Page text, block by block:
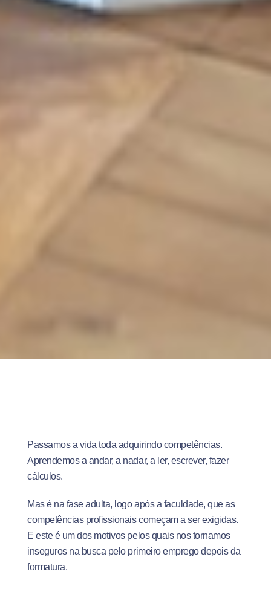
Passamos a vida toda adquirindo competências.
Aprendemos a andar, a nadar, a ler, escrever, fazer
cálculos.
Mas é na fase adulta, logo após a faculdade, que as
competências profissionais começam a ser exigidas.
E este é um dos motivos pelos quais nos tornamos
inseguros na busca pelo primeiro emprego depois da
formatura.